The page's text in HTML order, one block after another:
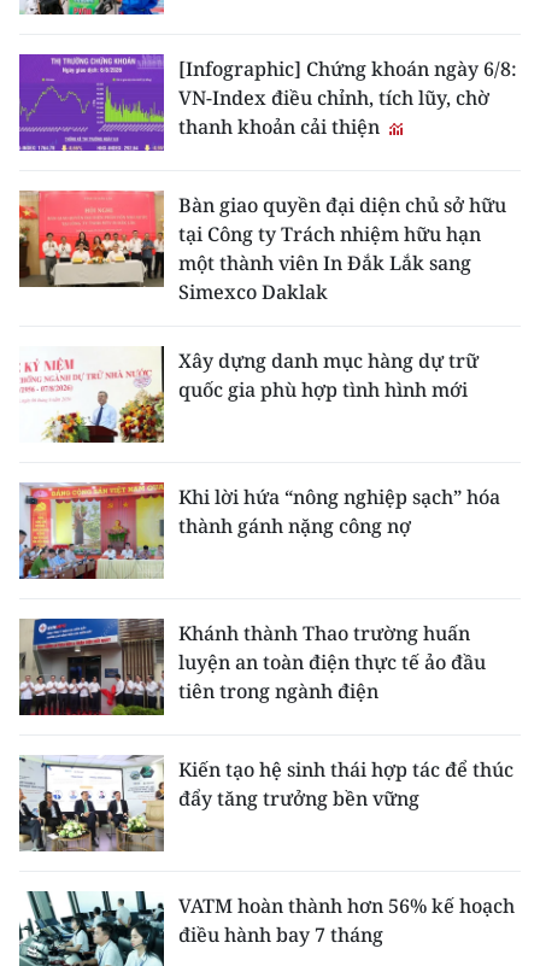
[Infographic] Chứng khoán ngày 6/8:
VN-Index điều chỉnh, tích lũy, chờ
thanh khoản cải thiện
Bàn giao quyền đại diện chủ sở hữu
tại Công ty Trách nhiệm hữu hạn
một thành viên In Đắk Lắk sang
Simexco Daklak
Xây dựng danh mục hàng dự trữ
quốc gia phù hợp tình hình mới
Khi lời hứa “nông nghiệp sạch” hóa
thành gánh nặng công nợ
Khánh thành Thao trường huấn
luyện an toàn điện thực tế ảo đầu
tiên trong ngành điện
Kiến tạo hệ sinh thái hợp tác để thúc
đẩy tăng trưởng bền vững
VATM hoàn thành hơn 56% kế hoạch
điều hành bay 7 tháng